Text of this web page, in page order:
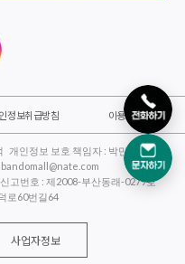
정보취급방침 이용약관
인정보 보호 책임자 : 박민석
고번호 : 제2008-부산동래-0279호
로60번길64
사업자정보